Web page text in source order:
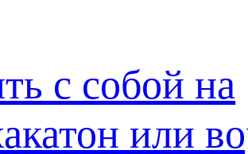
с собой на
или